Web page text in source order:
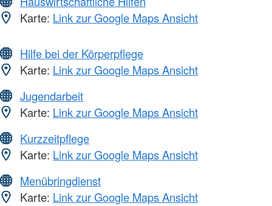
Karte: Link zur Google Maps Ansicht
Hilfe bei der Körperpflege
Karte: Link zur Google Maps Ansicht
Jugendarbeit
Karte: Link zur Google Maps Ansicht
Kurzzeitpflege
Karte: Link zur Google Maps Ansicht
Menübringdienst
Karte: Link zur Google Maps Ansicht